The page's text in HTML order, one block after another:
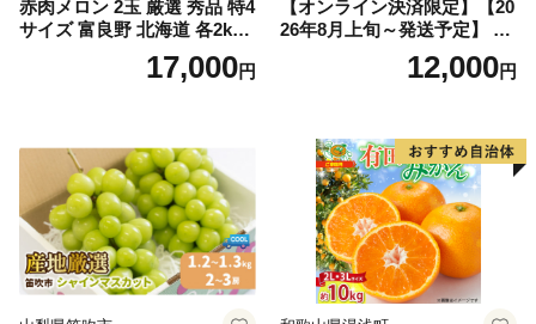
赤肉メロン 2玉 厳選 秀品 特4
サイズ 富良野 北海道 各2kg
～2.6kg 2玉 セット ファーム
富良野 メロン めろん 果物 く
17,000円
【オンライン決済限定】【20
26年8月上旬～発送予定】 先
行予約 「浅間水蜜桃プレミ
アム」 もも あかつき 秀品 約
果肉 長野県産 小諸市
12,000円